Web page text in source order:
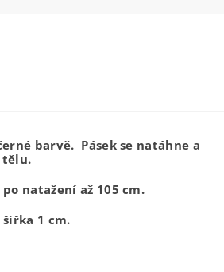
barvě. Pásek se natáhne a
tělu.
natažení až 105 cm.
šířka 1 cm.